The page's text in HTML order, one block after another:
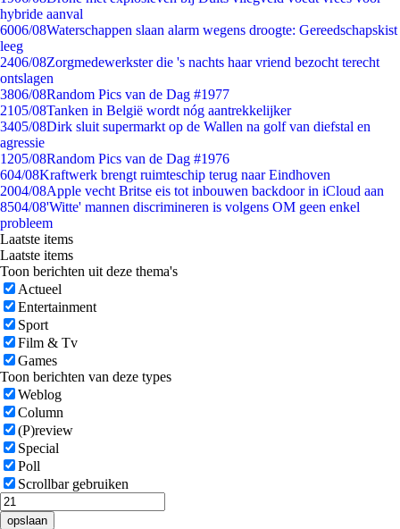
hybride aanval
6006/08Waterschappen slaan alarm wegens droogte: Gereedschapskist
leeg
2406/08Zorgmedewerkster die 's nachts haar vriend bezocht terecht
ontslagen
3806/08Random Pics van de Dag #1977
2105/08Tanken in België wordt nóg aantrekkelijker
3405/08Dirk sluit supermarkt op de Wallen na golf van diefstal en
agressie
1205/08Random Pics van de Dag #1976
604/08Kraftwerk brengt ruimteschip terug naar Eindhoven
2004/08Apple vecht Britse eis tot inbouwen backdoor in iCloud aan
8504/08'Witte' mannen discrimineren is volgens OM geen enkel
probleem
Laatste items
Laatste items
Toon berichten uit deze thema's
Actueel
Entertainment
Sport
Film & Tv
Games
Toon berichten van deze types
Weblog
Column
(P)review
Special
Poll
Scrollbar gebruiken
opslaan